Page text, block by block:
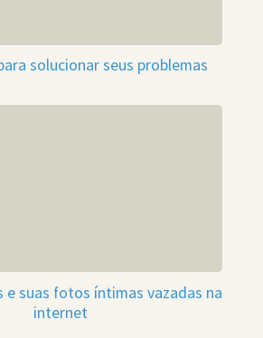
solucionar seus problemas
e suas fotos íntimas vazadas na
internet